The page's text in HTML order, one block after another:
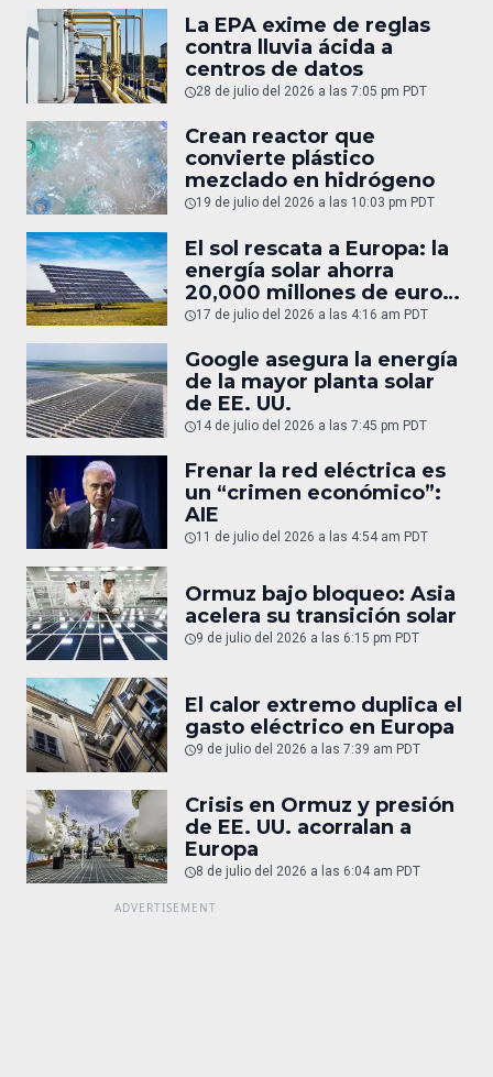
La EPA exime de reglas
contra lluvia ácida a
centros de datos
28 de julio del 2026 a las 7:05 pm PDT
Crean reactor que
convierte plástico
mezclado en hidrógeno
19 de julio del 2026 a las 10:03 pm PDT
El sol rescata a Europa: la
energía solar ahorra
20,000 millones de euros
en gas
17 de julio del 2026 a las 4:16 am PDT
Google asegura la energía
de la mayor planta solar
de EE. UU.
14 de julio del 2026 a las 7:45 pm PDT
Frenar la red eléctrica es
un “crimen económico”:
AIE
11 de julio del 2026 a las 4:54 am PDT
Ormuz bajo bloqueo: Asia
acelera su transición solar
9 de julio del 2026 a las 6:15 pm PDT
El calor extremo duplica el
gasto eléctrico en Europa
9 de julio del 2026 a las 7:39 am PDT
Crisis en Ormuz y presión
de EE. UU. acorralan a
Europa
8 de julio del 2026 a las 6:04 am PDT